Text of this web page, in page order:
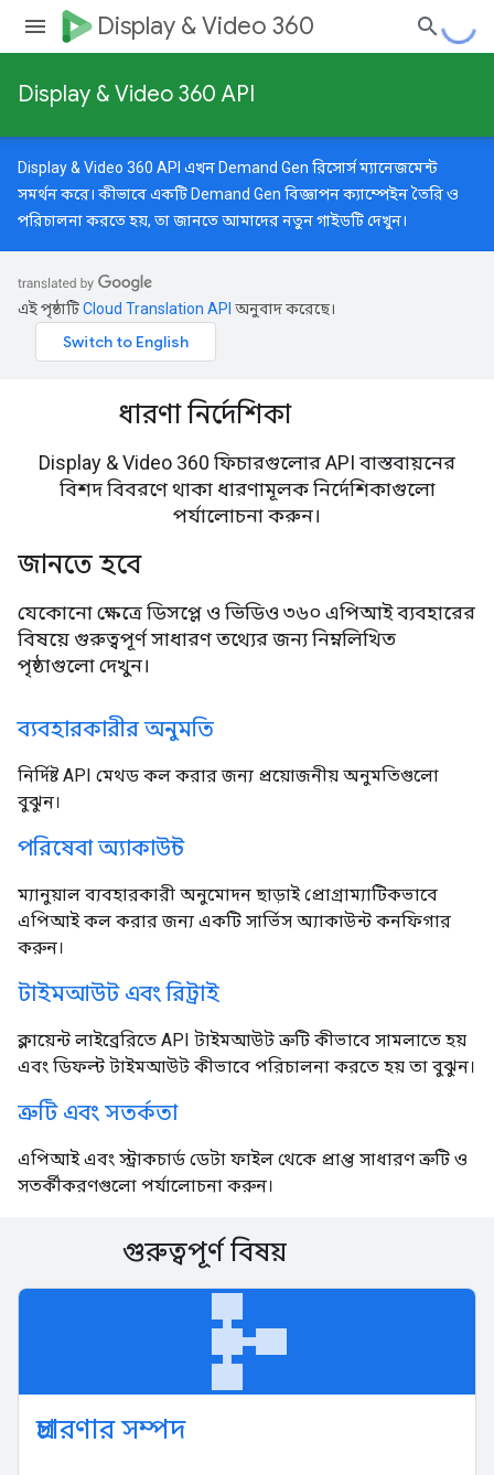
Display & Video 360
Display & Video 360 API
Display & Video 360 API এখন Demand Gen রিসোর্স ম্যানেজমেন্ট
সমর্থন করে। কীভাবে একটি Demand Gen বিজ্ঞাপন ক্যাম্পেইন তৈরি ও
পরিচালনা করতে হয়, তা জানতে আমাদেরনতুন গাইডটিদেখুন।
এই পৃষ্ঠাটিCloud Translation API অনুবাদ করেছে।
ধারণা নির্দেশিকা
Display & Video 360 ফিচারগুলোর API বাস্তবায়নের
বিশদ বিবরণে থাকা ধারণামূলক নির্দেশিকাগুলো
পর্যালোচনা করুন।
জানতে হবে
যেকোনো ক্ষেত্রে ডিসপ্লে ও ভিডিও ৩৬০ এপিআই ব্যবহারের
বিষয়ে গুরুত্বপূর্ণ সাধারণ তথ্যের জন্য নিম্নলিখিত
পৃষ্ঠাগুলো দেখুন।
ব্যবহারকারীর অনুমতি
নির্দিষ্ট API মেথড কল করার জন্য প্রয়োজনীয় অনুমতিগুলো
বুঝুন।
পরিষেবা অ্যাকাউন্ট
ম্যানুয়াল ব্যবহারকারী অনুমোদন ছাড়াই প্রোগ্রাম্যাটিকভাবে
এপিআই কল করার জন্য একটি সার্ভিস অ্যাকাউন্ট কনফিগার
করুন।
টাইমআউট এবং রিট্রাই
ক্লায়েন্ট লাইব্রেরিতে API টাইমআউট ত্রুটি কীভাবে সামলাতে হয়
এবং ডিফল্ট টাইমআউট কীভাবে পরিচালনা করতে হয় তা বুঝুন।
ত্রুটি এবং সতর্কতা
এপিআই এবং স্ট্রাকচার্ড ডেটা ফাইল থেকে প্রাপ্ত সাধারণ ত্রুটি ও
সতর্কীকরণগুলো পর্যালোচনা করুন।
গুরুত্বপূর্ণ বিষয়
schema
প্রচারণার সম্পদ